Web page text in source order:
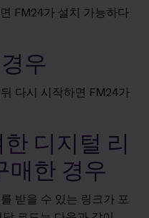
FM24가 설치 가능하다
우
다시 시작하면 FM24가
디지털 리
매한 경우
받을 수 있는 링크가 포